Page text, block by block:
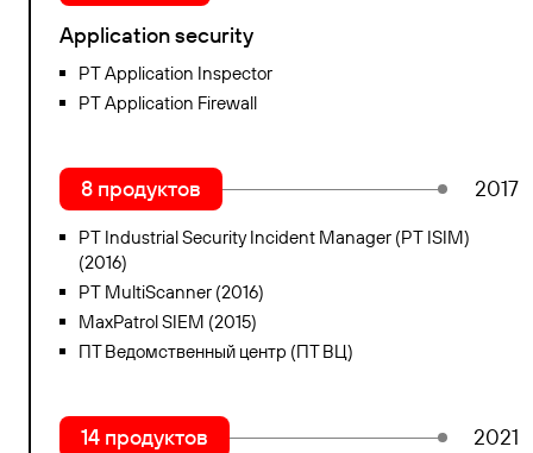
Application security
PT Application Inspector
PT Application Firewall
8 продуктов 2017
PT Industrial Security Incident Manager (PT ISIM)
(2016)
PT MultiScanner (2016)
MaxPatrol SIEM (2015)
ПТ Ведомственный центр (ПТ ВЦ)
14 продуктов
2021